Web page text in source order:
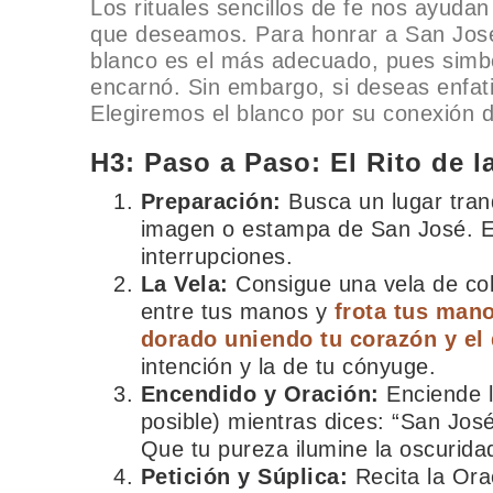
Los rituales sencillos de fe nos
que deseamos. Para honrar a San
blanco es el más adecuado, pues
encarnó. Sin embargo, si deseas
Elegiremos el blanco por su conexión
H3: Paso a Paso: El Rito de
Preparación: Busca un lugar
imagen o estampa de San José.
interrupciones.
La Vela: Consigue una vela de
entre tus manos y frota tus
dorado uniendo tu corazón y el
intención y la de tu cónyuge.
Encendido y Oración: Enciende
posible) mientras dices: “San
Que tu pureza ilumine la
Petición y Súplica: Recita la